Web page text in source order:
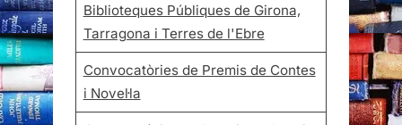
Biblioteques Públiques de Girona,
Tarragona i Terres de l'Ebre
Convocatòries de Premis de Contes
i Novel·la